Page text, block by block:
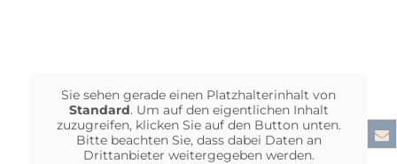
Sie sehen gerade einen Platzhalterinhalt von
Standard. Um auf den eigentlichen Inhalt
zuzugreifen, klicken Sie auf den Button unten.
Bitte beachten Sie, dass dabei Daten an
Drittanbieter weitergegeben werden.